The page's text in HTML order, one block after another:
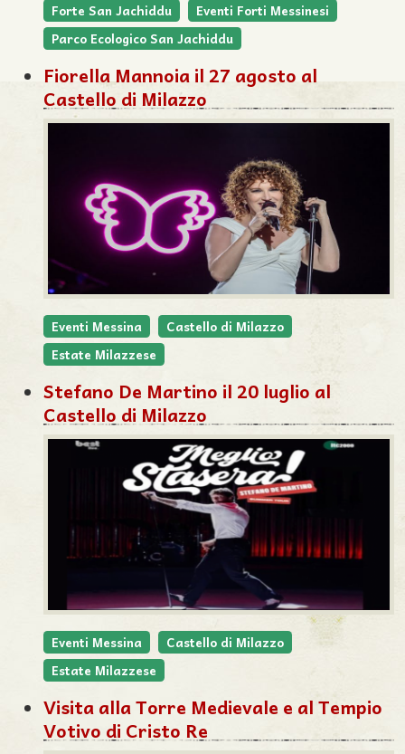
Forte San Jachiddu
Eventi Forti Messinesi
Parco Ecologico San Jachiddu
Fiorella Mannoia il 27 agosto al
Castello di Milazzo
Eventi Messina
Castello di Milazzo
Estate Milazzese
Stefano De Martino il 20 luglio al
Castello di Milazzo
Eventi Messina
Castello di Milazzo
Estate Milazzese
Visita alla Torre Medievale e al Tempio
Votivo di Cristo Re